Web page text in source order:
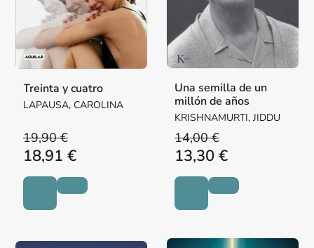
Treinta y cuatro
LAPAUSA, CAROLINA
19,90 €
18,91 €
Una semilla de un
millón de años
KRISHNAMURTI, JIDDU
14,00 €
13,30 €